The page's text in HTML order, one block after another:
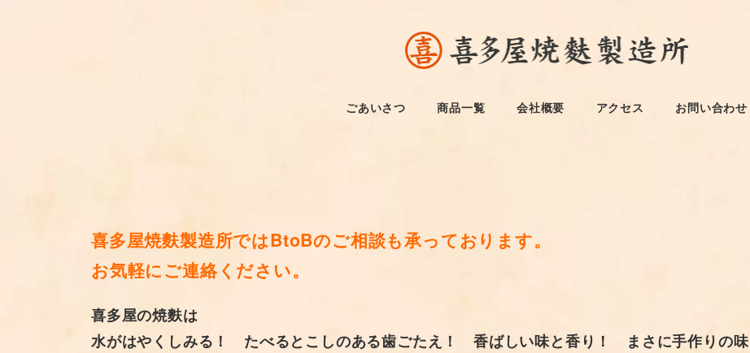
ごあいさつ 商品一覧 会社概要 アクセス お問い合わせ
喜多屋焼麩製造所ではBtoBのご相談も承っております。
お気軽にご連絡ください。
喜多屋の焼麩は
水がはやくしみる！ たべるとこしのある歯ごたえ！ 香ばしい味と香り！ まさに手作りの味